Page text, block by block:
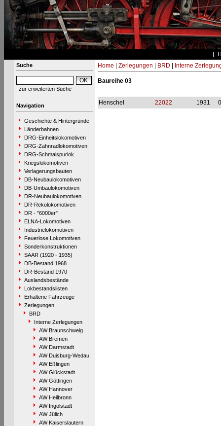
Suche
zur erweiterten Suche
Navigation
Geschichte & Hintergründe
Länderbahnen
DRG-Einheitslokomotiven
DRG-Zahnradlokomotiven
DRG-Schmalspurlok.
Kriegslokomotiven
Verlagerungsbauten
DB-Neubaulokomotiven
DB-Umbaulokomotiven
DR-Neubaulokomotiven
DR-Rekolokomotiven
DR - "6000er"
ELNA-Lokomotiven
Industrielokomotiven
Feuerlose Lokomotiven
Sonderkonstruktionen
SAAR (1920 - 1935)
DB-Bestand 1968
DR-Bestand 1970
Auslandsbestände
Lokbestandslisten
Erhaltene Fahrzeuge
Zerlegungen
BRD
Interne Zerlegungen
AW Braunschweig
AW Bremen
AW Darmstadt
AW Duisburg-Wedau
AW Eßlingen
AW Glückstadt
AW Göttingen
AW Hannover
AW Heilbronn
AW Ingolstadt
AW Jülich
AW Kaiserslautern
Home Zerlegungen BRD Interne
Baureihe 03
Henschel 22022 1931